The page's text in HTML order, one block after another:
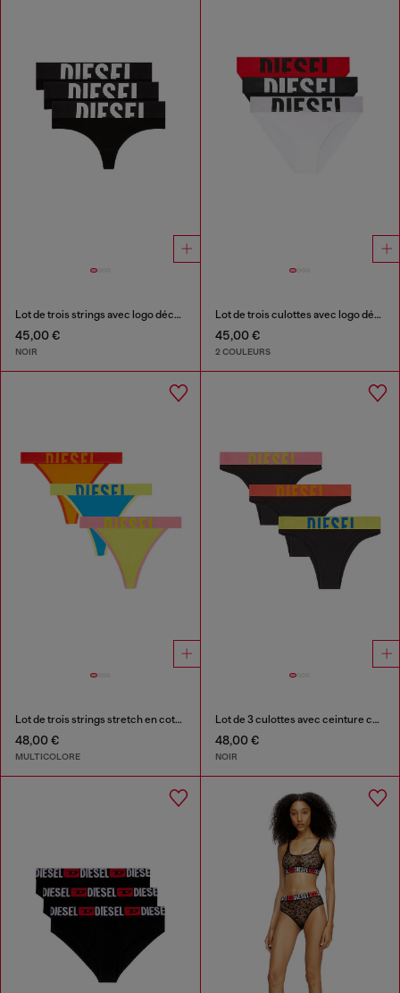
Lot de trois strings avec logo découpé
45,00 €
NOIR
Lot de trois culottes avec logo découpé
45,00 €
2 COULEURS
Lot de trois strings stretch en coton multicolore
48,00 €
MULTICOLORE
Lot de 3 culottes avec ceinture contrastante
48,00 €
NOIR